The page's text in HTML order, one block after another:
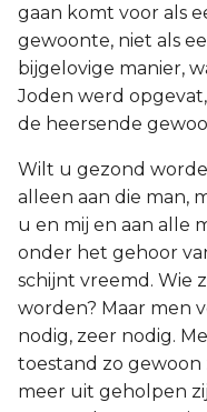
gaan komt voor als
gewoonte, niet als
bijgelovige manier,
Joden werd
de heersende
Wilt u gezond
alleen aan die man,
u en mij en aan alle
onder het gehoor
schijnt vreemd. Wie
worden? Maar men
nodig, zeer nodig.
toestand zo
meer uit geholpen